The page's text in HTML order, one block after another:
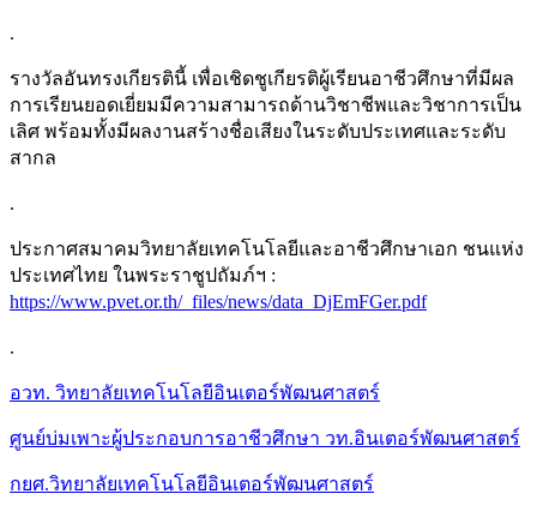
.
รางวัลอันทรงเกียรตินี้ เพื่อเชิดชูเกียรติผู้เรียนอาชีวศึกษาที่มีผล
การเรียนยอดเยี่ยมมีความสามารถด้านวิชาชีพและวิชาการเป็น
เลิศ พร้อมทั้งมีผลงานสร้างชื่อเสียงในระดับประเทศและระดับ
สากล
.
ประกาศสมาคมวิทยาลัยเทคโนโลยีและอาชีวศึกษาเอก ชนแห่ง
ประเทศไทย ในพระราชูปถัมภ์ฯ :
https://www.pvet.or.th/_files/news/data_DjEmFGer.pdf
.
อวท. วิทยาลัยเทคโนโลยีอินเตอร์พัฒนศาสตร์
ศูนย์บ่มเพาะผู้ประกอบการอาชีวศึกษา วท.อินเตอร์พัฒนศาสตร์
กยศ.วิทยาลัยเทคโนโลยีอินเตอร์พัฒนศาสตร์